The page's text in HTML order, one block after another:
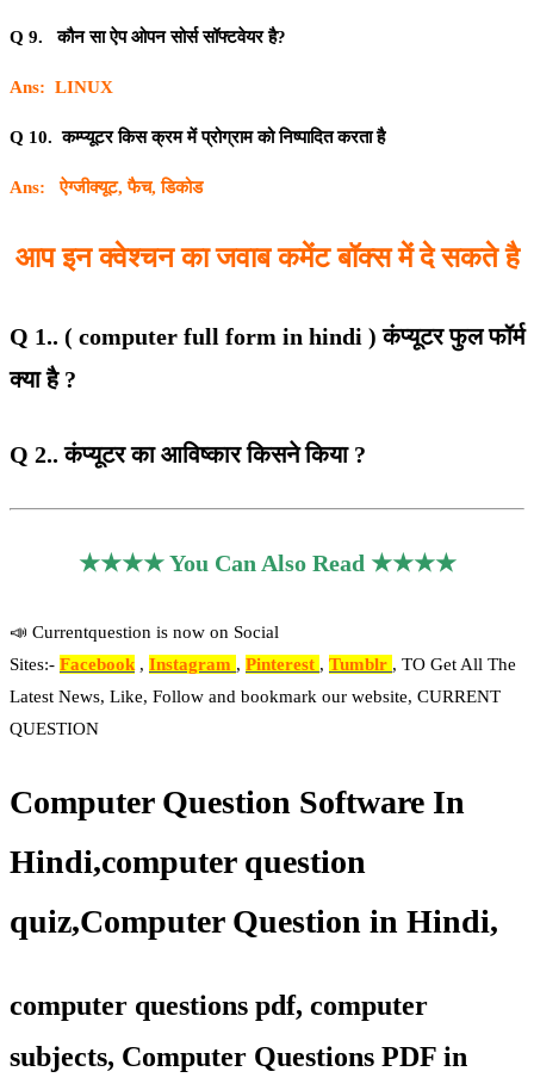
Q 9. कौन सा ऐप ओपन सोर्स सॉफ्टवेयर है?
Ans: LINUX
Q 10. कम्प्यूटर किस क्रम में प्रोग्राम को निष्पादित करता है
Ans: ऐग्जीक्यूट, फैच, डिकोड
आप इन क्वेश्चन का जवाब कमेंट बॉक्स में दे सकते है
Q 1.. ( computer full form in hindi ) कंप्यूटर फुल फॉर्म
क्या है ?
Q 2.. कंप्यूटर का आविष्कार किसने किया ?
★★★★ You Can Also Read ★★★★
📣 Currentquestion is now on Social
Sites:- Facebook , Instagram , Pinterest , Tumblr , TO Get All The
Latest News, Like, Follow and bookmark our website, CURRENT
QUESTION
Computer Question Software In
Hindi,computer question
quiz,Computer Question in Hindi,
computer questions pdf, computer
subjects, Computer Questions PDF in